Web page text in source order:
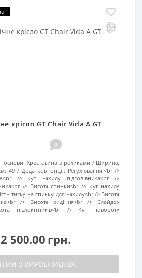
крісло GT Chair Vida A GT
0
основи: Хрестовина з роликами
Ширина,
49 Додаткові опції: Регулювання:<br />
/> Кут нахилу підголівника<br />
/> Висота спинки<br /> Кут нахилу
тиску на спинку для нахилу<br /> Висота
/> Висота сидіння<br /> Слайдер
підлокітників<br /> Кут повороту
500.00 грн.
З ВИРОБНИЦТВА